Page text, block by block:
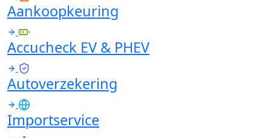
Aankoopkeuring
Accucheck EV & PHEV
Autoverzekering
Importservice